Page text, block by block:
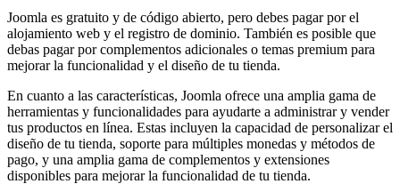
Joomla es gratuito y de código abierto, pero debes pagar por el
alojamiento web y el registro de dominio. También es posible que
debas pagar por complementos adicionales o temas premium para
mejorar la funcionalidad y el diseño de tu tienda.
En cuanto a las características, Joomla ofrece una amplia gama de
herramientas y funcionalidades para ayudarte a administrar y vender
tus productos en línea. Estas incluyen la capacidad de personalizar el
diseño de tu tienda, soporte para múltiples monedas y métodos de
pago, y una amplia gama de complementos y extensiones
disponibles para mejorar la funcionalidad de tu tienda.